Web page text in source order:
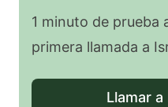
1 minuto de prueba
primera llamada a
Llamar